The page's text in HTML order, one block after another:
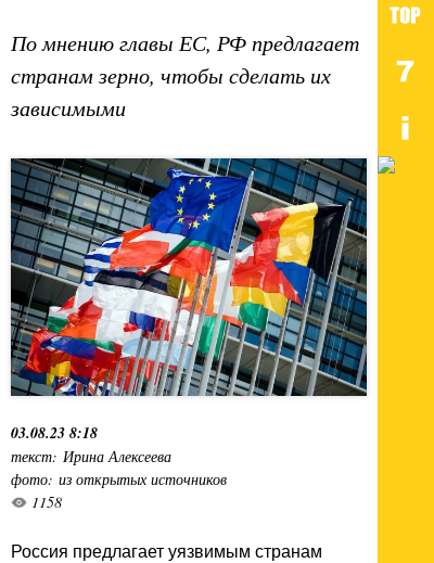
По мнению главы ЕС, РФ предлагает
странам зерно, чтобы сделать их
зависимыми
03.08.23 8:18
текст: Ирина Алексеева
фото: из открытых источников
1158
Россия предлагает уязвимым странам